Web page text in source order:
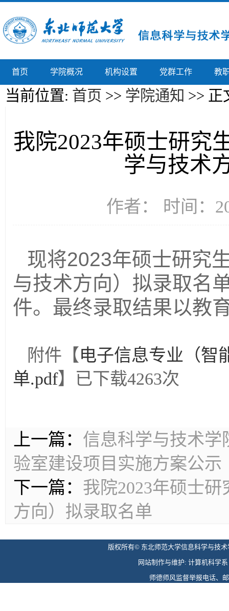
首页 学院概况 机构设置 党群工作 教
当前位置: 首页 >> 学院通知 >> 正
我院2023年硕士研究
学与技术
作者： 时间：
现将2023年硕士研究
与技术方向）拟录取名
件。最终录取结果以教
附件【 电子信息专业（智
单.pdf】已下载4263次
上一篇： 信息科学与技术学
验室建设项目实施方案公示
下一篇： 我院2023年硕士
方向）拟录取名单
版权所有© 东北师范大学信息科学与技
网站制作与维护: 计算机科学
师德师风监督举报电话、